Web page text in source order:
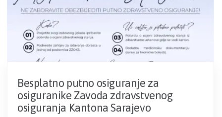
Besplatno putno osiguranje za
osiguranike Zavoda zdravstvenog
osiguranja Kantona Sarajevo